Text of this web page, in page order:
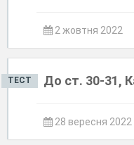
2 жовтня 2022
ТЕСТ До ст. 30-31,
28 вересня 2022